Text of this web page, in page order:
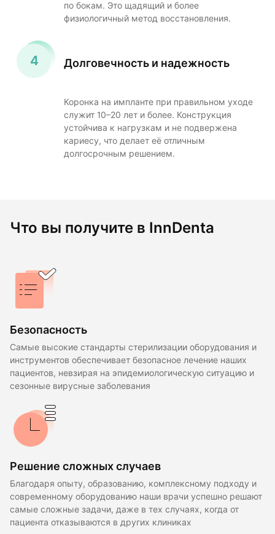
по бокам. Это щадящий и более
физиологичный метод восстановления.
Долговечность и надежность
Коронка на импланте при правильном уходе
служит 10–20 лет и более. Конструкция
устойчива к нагрузкам и не подвержена
кариесу, что делает её отличным
долгосрочным решением.
Что вы получите в InnDenta
Безопасность
Самые высокие стандарты стерилизации оборудования и
инструментов обеспечивает безопасное лечение наших
пациентов, невзирая на эпидемиологическую ситуацию и
сезонные вирусные заболевания
Решение сложных случаев
Благодаря опыту, образованию, комплексному подходу и
современному оборудованию наши врачи успешно решают
самые сложные задачи, даже в тех случаях, когда от
пациента отказываются в других клиниках